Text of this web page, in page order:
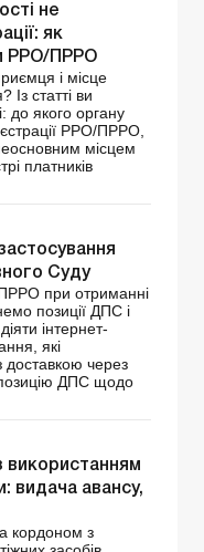
не
як
РРО/ПРРО
і місце
Із статті ви
до якого органу
РРО/ПРРО,
місцем
платників
Суду
при отриманні
позиції ДПС і
інтернет-
які
доставкою через
ДПС щодо
використанням
видача авансу,
кордоном з